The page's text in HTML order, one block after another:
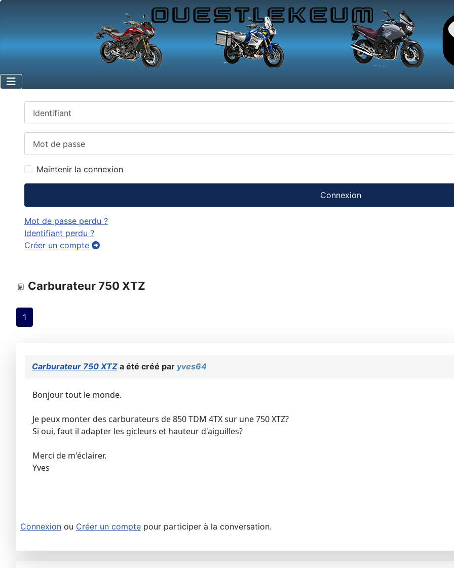
Maintenir la connexion
Connexion
Mot de passe perdu ?
Identifiant perdu ?
Créer un compte
Carburateur 750 XTZ
1
Carburateur 750 XTZ a été créé par yves64
Bonjour tout le monde.
Je peux monter des carburateurs de 850 TDM 4TX sur une 750 XTZ?
Si oui, faut il adapter les gicleurs et hauteur d'aiguilles?
Merci de m'éclairer.
Yves
Connexion ou Créer un compte pour participer à la conversation.